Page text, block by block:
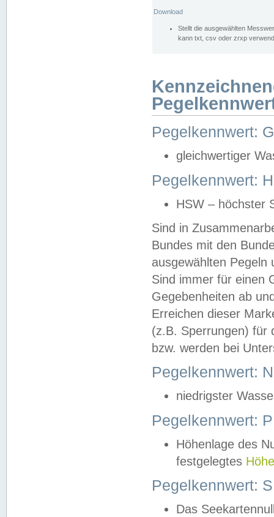
Download
Stellt die ausgewählten
kann txt, csv oder zrxp
Pegelkennwert:
gleichwertiger
Pegelkennwert:
HSW – höchster
Sind in
Bundes mit den
ausgewählten
Sind immer für einen
Gegebenheiten ab
Erreichen dieser
(z.B. Sperrungen) für
bzw. werden bei
Pegelkennwert:
niedrigster
Pegelkennwert:
Höhenlage des
festgelegtes
Pegelkennwert:
Das